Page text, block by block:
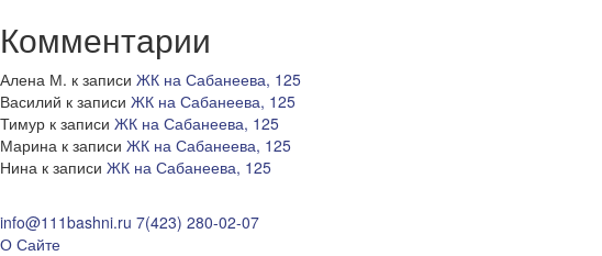
Комментарии
Алена М. к записи ЖК на Сабанеева, 125
Василий к записи ЖК на Сабанеева, 125
Тимур к записи ЖК на Сабанеева, 125
Марина к записи ЖК на Сабанеева, 125
Нина к записи ЖК на Сабанеева, 125
info@111bashni.ru 7(423) 280-02-07
О Сайте